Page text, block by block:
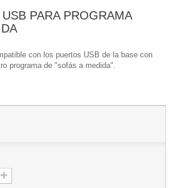
PARA PROGRAMA
con los puertos USB de la base con
programa de "sofás a medida".